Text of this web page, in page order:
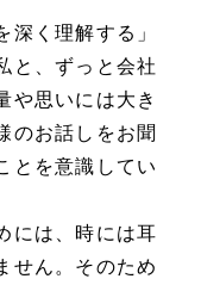
深く理解する」
と、ずっと会社
や思いには大き
のお話しをお聞
とを意識してい
には、時には耳
せん。そのため